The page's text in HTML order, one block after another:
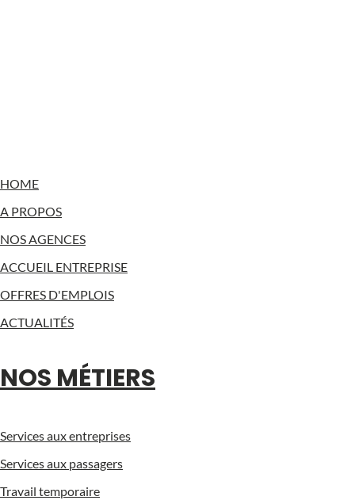
HOME
A PROPOS
NOS AGENCES
ACCUEIL ENTREPRISE
OFFRES D'EMPLOIS
ACTUALITÉS
NOS MÉTIERS
Services aux entreprises
Services aux passagers
Travail temporaire